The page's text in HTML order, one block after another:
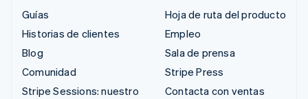
Guías
Historias de clientes
Blog
Comunidad
Stripe Sessions: nuestro
Hoja de ruta del producto
Empleo
Sala de prensa
Stripe Press
Contacta con ventas